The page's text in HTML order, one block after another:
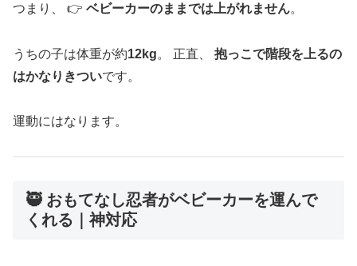
つまり、 👉 ベビーカーのままでは上がれません。
うちの子は体重が約12kg。 正直、 抱っこで階段を上るの
はかなりきついです。
運動にはなります。
🥷 おもてなし忍者がベビーカーを運んで
くれる｜神対応